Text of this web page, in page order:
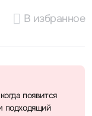
В избранное
появится
подходящий